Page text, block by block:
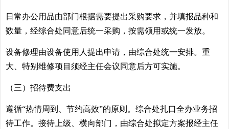
日常办公用品由部门根据需要提出采购要求，并填报品种和
数量，经综合处同意后统一采购，按需领用或统一发放。
设备修理由设备使用人提出申请，由综合处统一安排。重
大、特别维修项目须经主任会议同意后方可实施。
（三）招待费支出
遵循“热情周到、节约高效”的原则。综合处扎口全办业务招
待工作。接待上级、横向部门，由综合处拟定方案报经主任